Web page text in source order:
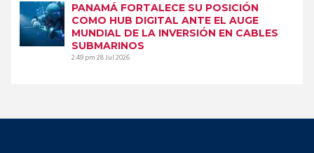
PANAMÁ FORTALECE SU POSICIÓN
COMO HUB DIGITAL ANTE EL AUGE
MUNDIAL DE LA INVERSIÓN EN CABLES
SUBMARINOS
2:49 pm28 Jul 2026